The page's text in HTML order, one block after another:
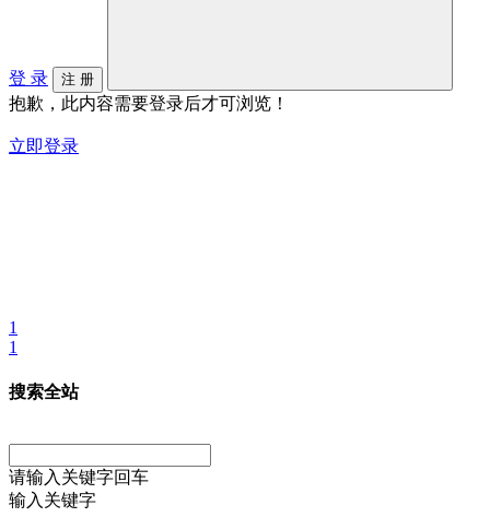
登 录 注 册
抱歉，此内容需要登录后才可浏览！
立即登录
1
1
搜索全站
请输入关键字回车
输入关键字